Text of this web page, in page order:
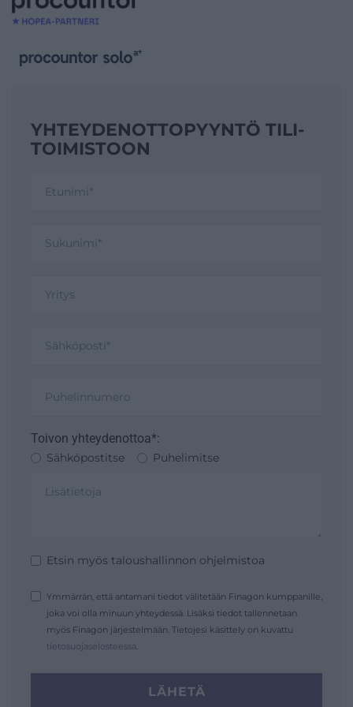
YHTEYDENOTTO­PYYNTÖ TILI­
TOIMISTOON
Toivon yhteydenottoa*:
Sähköpostitse Puhelimitse
Etsin myös taloushallinnon ohjelmistoa
Ymmärrän, että antamani tiedot välitetään Finagon kumppanille,
joka voi olla minuun yhteydessä. Lisäksi tiedot tallennetaan
myös Finagon järjestelmään. Tietojesi käsittely on kuvattu
tietosuojaselosteessa .
LÄHETÄ